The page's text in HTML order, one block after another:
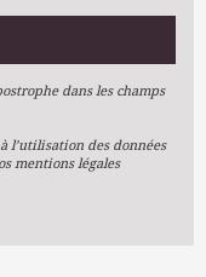
dans les champs
l’utilisation des données
mentions légales